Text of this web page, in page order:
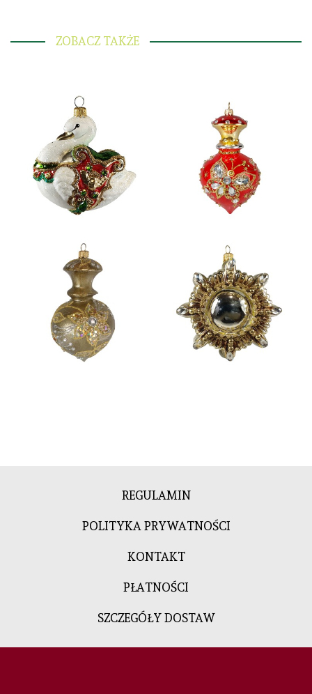
ZOBACZ TAKŻE
REGULAMIN
POLITYKA PRYWATNOŚCI
KONTAKT
PŁATNOŚCI
SZCZEGÓŁY DOSTAW